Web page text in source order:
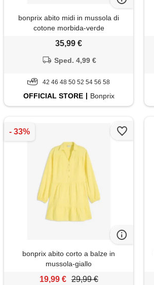
bonprix abito midi in mussola di
cotone morbida-verde
35,99 €
Sped. 4,99 €
42 46 48 50 52 54 56 58
OFFICIAL STORE Bonprix
bonprix abito corto a balze in
mussola-giallo
19,99 € 29,99 €